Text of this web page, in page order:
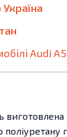
Audi A5
виготовлена